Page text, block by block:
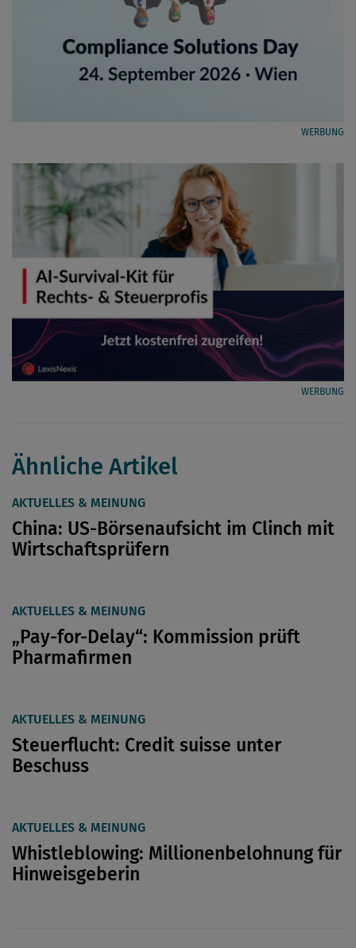
WERBUNG
WERBUNG
Ähnliche Artikel
AKTUELLES & MEINUNG
China: US-Börsenaufsicht im Clinch mit
Wirtschaftsprüfern
AKTUELLES & MEINUNG
„Pay-for-Delay“: Kommission prüft
Pharmafirmen
AKTUELLES & MEINUNG
Steuerflucht: Credit suisse unter
Beschuss
AKTUELLES & MEINUNG
Whistleblowing: Millionenbelohnung für
Hinweisgeberin